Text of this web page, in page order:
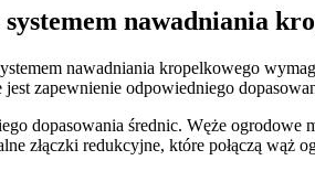
systemem nawadniania
nawadniania kropelkowego
zapewnienie odpowiedniego
dopasowania średnic. Węże ogrodowe
złączki redukcyjne, które połączą wąż